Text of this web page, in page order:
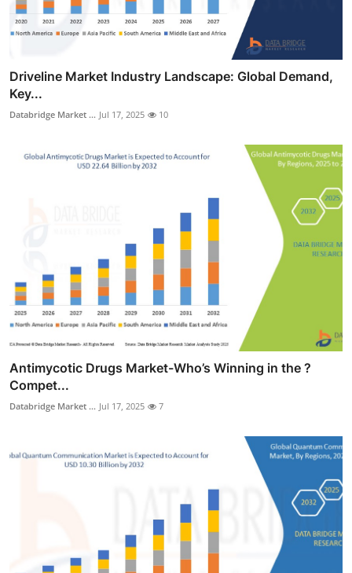
Driveline Market Industry Landscape: Global Demand,
Key...
Databridge Market ... Jul 17, 2025 10
Antimycotic Drugs Market-Who’s Winning in the ?
Compet...
Databridge Market ... Jul 17, 2025 7